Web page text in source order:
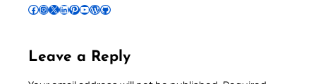
Follow Pradeep on Facebook Follow Pradeep on InstagramFollow Pradeep on X Follow Pradeep on LinkedIn Follow Pradeep on Pinterest Subscribe to Pradeep’s Youtube Channel Follow Pradeep on WordPress Follow Pradeep on GitHub
Leave a Reply